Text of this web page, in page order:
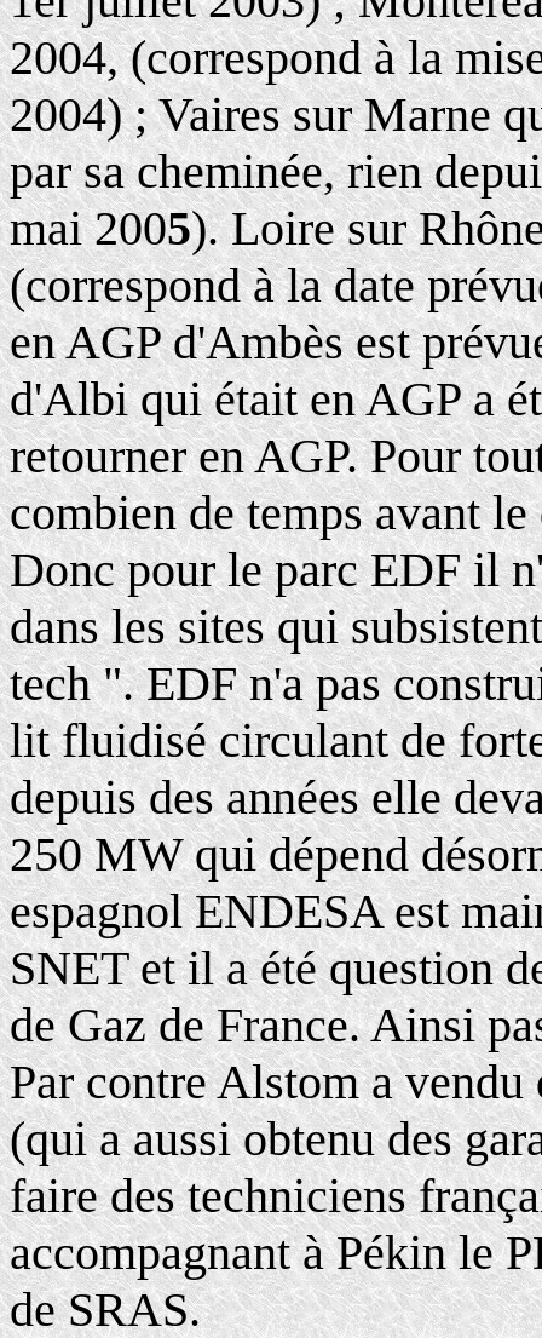
2004, (correspond à la
2004) ; Vaires sur Marne
par sa cheminée, rien
mai 2005). Loire sur
(correspond à la date
en AGP d'Ambès est
d'Albi qui était en AGP a
retourner en AGP. Pour
combien de temps avant
Donc pour le parc EDF il
dans les sites qui
tech ". EDF n'a pas
lit fluidisé circulant de
depuis des années elle
250 MW qui dépend
espagnol ENDESA est
SNET et il a été question
de Gaz de France. Ainsi
Par contre Alstom a
(qui a aussi obtenu des
faire des techniciens
accompagnant à Pékin le
de SRAS.